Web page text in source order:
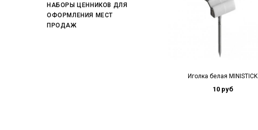
НАБОРЫ ЦЕННИКОВ ДЛЯ
ОФОРМЛЕНИЯ МЕСТ
ПРОДАЖ
Иголка белая MINISTICK
10 руб